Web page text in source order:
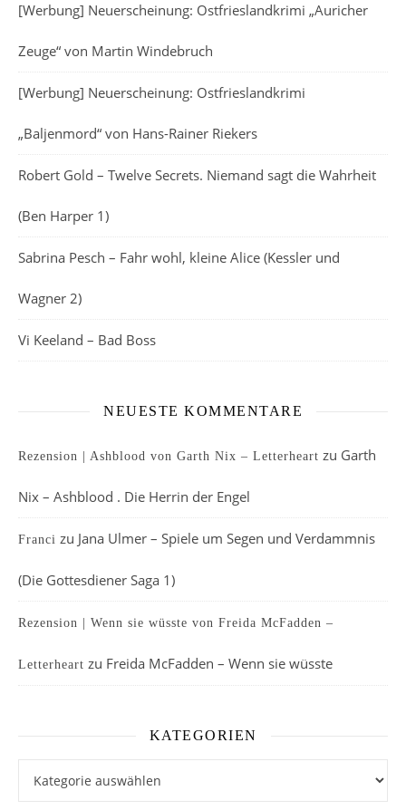
[Werbung] Neuerscheinung: Ostfrieslandkrimi „Auricher
Zeuge“ von Martin Windebruch
[Werbung] Neuerscheinung: Ostfrieslandkrimi
„Baljenmord“ von Hans-Rainer Riekers
Robert Gold – Twelve Secrets. Niemand sagt die Wahrheit
(Ben Harper 1)
Sabrina Pesch – Fahr wohl, kleine Alice (Kessler und
Wagner 2)
Vi Keeland – Bad Boss
NEUESTE KOMMENTARE
Rezension | Ashblood von Garth Nix – Letterheart zu Garth
Nix – Ashblood . Die Herrin der Engel
Franci zu Jana Ulmer – Spiele um Segen und Verdammnis
(Die Gottesdiener Saga 1)
Rezension | Wenn sie wüsste von Freida McFadden –
Letterheart zu Freida McFadden – Wenn sie wüsste
KATEGORIEN